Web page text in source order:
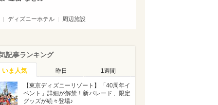
ディズニーホテル 周辺施設
記事ランキング
いま人気 昨日 1週間
【東京ディズニーリゾート】「40周年イ
ベント」詳細が解禁！新パレード、限定
グッズが続々登場♪